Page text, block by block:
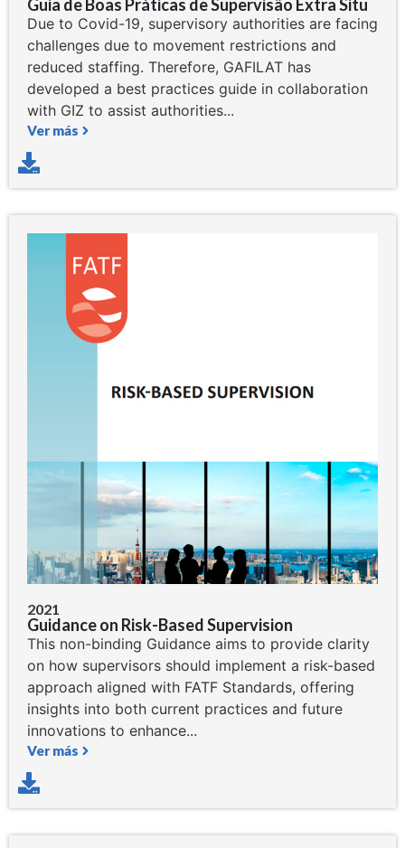
Guia de Boas Práticas de Supervisão Extra Situ
Due to Covid-19, supervisory authorities are facing
challenges due to movement restrictions and
reduced staffing. Therefore, GAFILAT has
developed a best practices guide in collaboration
with GIZ to assist authorities...
Ver más
2021
Guidance on Risk-Based Supervision
This non-binding Guidance aims to provide clarity
on how supervisors should implement a risk-based
approach aligned with FATF Standards, offering
insights into both current practices and future
innovations to enhance...
Ver más